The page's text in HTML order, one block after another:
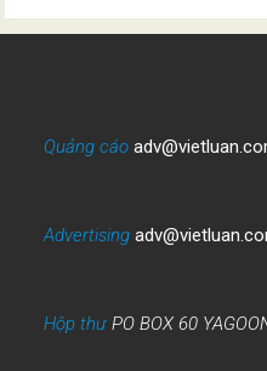
Quảng cáo
Advertising
Hộp thưPO BOX 60